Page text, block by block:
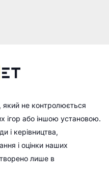
не контролюється
ігор або іншою установою.
і керівництва,
і оцінки наших
лише в